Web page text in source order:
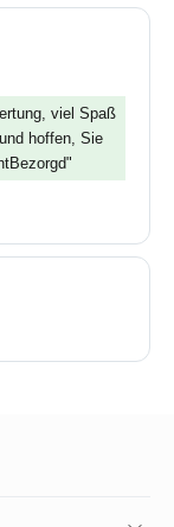
viel Spaß
hoffen, Sie